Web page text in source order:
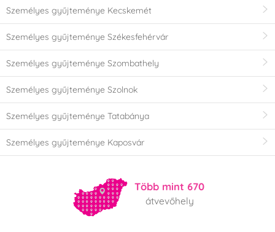
Személyes gyűjteménye Kecskemét
Személyes gyűjteménye Székesfehérvár
Személyes gyűjteménye Szombathely
Személyes gyűjteménye Szolnok
Személyes gyűjteménye Tatabánya
Személyes gyűjteménye Kaposvár
Több mint 670
átvevőhely